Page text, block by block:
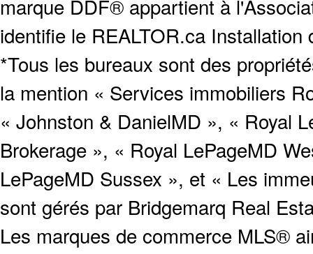
marque DDF® appartient à
identifie le REALTOR.ca
*Tous les bureaux sont des
la mention « Services immobiliers
« Johnston & DanielMD », « Royal
Brokerage », « Royal LePageMD
LePageMD Sussex », et « Les
sont gérés par Bridgemarq Real
Les marques de commerce MLS®